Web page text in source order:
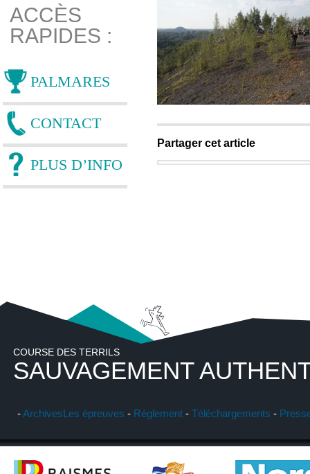
ACCÈS
RAPIDES :
PALMARES
CONTACT
PLUS D’INFO
Partager cet article
COURSE DES TERRILS
SAUVAGEMENT
-ArchivesLes épreuves - Réglement - Téléchargements -